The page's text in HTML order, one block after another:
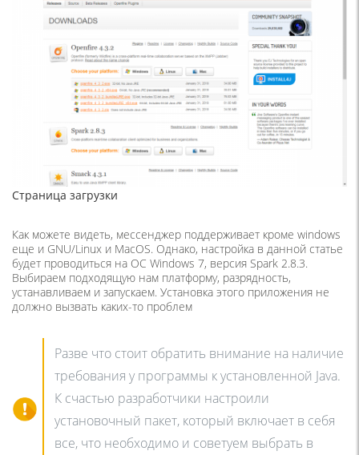
Страница загрузки
Как можете видеть, мессенджер поддерживает кроме windows
еще и GNU/Linux и MacOS. Однако, настройка в данной статье
будет проводиться на ОС Windows 7, версия Spark 2.8.3.
Выбираем подходящую нам платформу, разрядность,
устанавливаем и запускаем. Установка этого приложения не
должно вызвать каких-то проблем
Разве что стоит обратить внимание на наличие
требования у программы к установленной Java.
К счастью разработчики настроили
установочный пакет, который включает в себя
все, что необходимо и советуем выбрать в